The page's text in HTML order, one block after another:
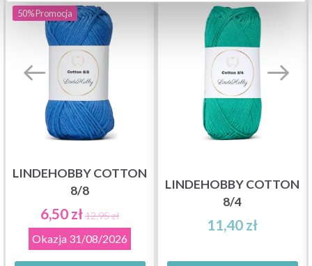
50%Promocja
LINDEHOBBY COTTON
8/8
6,50 zł12,95 zł
Okazja 31/08/2026
LINDEHOBBY COTTON
8/4
11,40 zł